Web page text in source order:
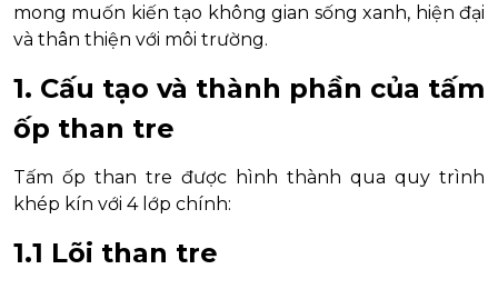
mong muốn kiến tạo không gian sống xanh, hiện đại
và thân thiện với môi trường.
1. Cấu tạo và thành phần của tấm
ốp than tre
Tấm ốp than tre được hình thành qua quy trình
khép kín với 4 lớp chính:
1.1 Lõi than tre